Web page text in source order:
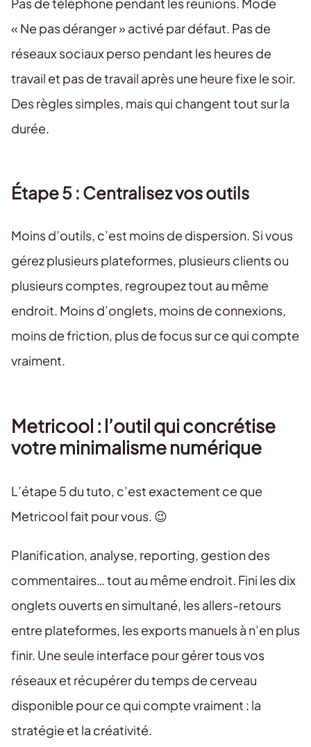
« Ne pas déranger » activé par défaut. Pas de
réseaux sociaux perso pendant les heures de
travail et pas de travail après une heure fixe le soir.
Des règles simples, mais qui changent tout sur la
durée.
Étape 5 : Centralisez vos outils
Moins d’outils, c’est moins de dispersion. Si vous
gérez plusieurs plateformes, plusieurs clients ou
plusieurs comptes, regroupez tout au même
endroit. Moins d’onglets, moins de connexions,
moins de friction, plus de focus sur ce qui compte
vraiment.
Metricool : l’outil qui concrétise
votre minimalisme numérique
L’étape 5 du tuto, c’est exactement ce que
Metricool fait pour vous. 😉
Planification, analyse, reporting, gestion des
commentaires… tout au même endroit. Fini les dix
onglets ouverts en simultané, les allers-retours
entre plateformes, les exports manuels à n’en plus
finir. Une seule interface pour gérer tous vos
réseaux et récupérer du temps de cerveau
disponible pour ce qui compte vraiment : la
stratégie et la créativité.